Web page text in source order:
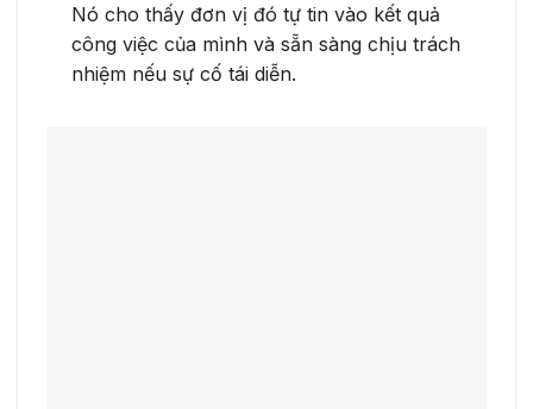
Nó cho thấy đơn vị đó tự tin vào kết quả
công việc của mình và sẵn sàng chịu trách
nhiệm nếu sự cố tái diễn.